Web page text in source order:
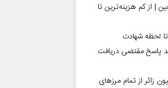
| از کم هزینه‌ترین تا
لحظه شهادت
پاسخ مقتضی دریافت
از ۳ میلیون زائر از تمام مرز‌های